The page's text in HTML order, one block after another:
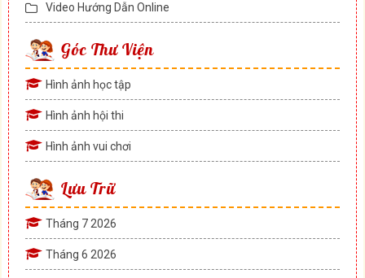
Video Hướng Dẫn Online
Góc Thư Viện
Hình ảnh học tập
Hình ảnh hội thi
Hình ảnh vui chơi
Lưu Trữ
Tháng 7 2026
Tháng 6 2026